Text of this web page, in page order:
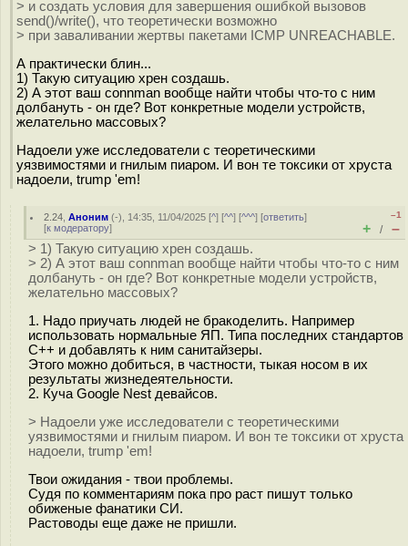
> и создать условия для завершения ошибкой вызовов
send()/write(), что теоретически возможно
> при заваливании жертвы пакетами ICMP UNREACHABLE.
А практически блин...
1) Такую ситуацию хрен создашь.
2) А этот ваш connman вообще найти чтобы что-то с ним
долбануть - он где? Вот конкретные модели устройств,
желательно массовых?
Надоели уже исследователи с теоретическими
уязвимостями и гнилым пиаром. И вон те токсики от хруста
надоели, trump 'em!
2.24 ,Аноним (-), 14:35, 11/04/2025 [^] [^^] [^^^] [ответить]
[к модератору]
–1
+ / –
> 1) Такую ситуацию хрен создашь.
> 2) А этот ваш connman вообще найти чтобы что-то с ним
долбануть - он где? Вот конкретные модели устройств,
желательно массовых?
1. Надо приучать людей не бракоделить. Например
использовать нормальные ЯП. Типа последних стандартов
С++ и добавлять к ним санитайзеры.
Этого можно добиться, в частности, тыкая носом в их
результаты жизнедеятельности.
2. Куча Google Nest девайсов.
> Надоели уже исследователи с теоретическими
уязвимостями и гнилым пиаром. И вон те токсики от хруста
надоели, trump 'em!
Твои ожидания - твои проблемы.
Судя по комментариям пока про раст пишут только
обиженые фанатики СИ.
Растоводы еще даже не пришли.